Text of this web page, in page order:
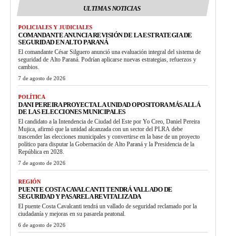
ULTIMAS NOTICIAS
POLICIALES Y JUDICIALES
COMANDANTE ANUNCIA REVISIÓN DE LA ESTRATEGIA DE
SEGURIDAD EN ALTO PARANÁ
El comandante César Silguero anunció una evaluación integral del sistema de
seguridad de Alto Paraná. Podrían aplicarse nuevas estrategias, refuerzos y
cambios.
7 de agosto de 2026
POLÍTICA
DANI PEREIRA PROYECTA LA UNIDAD OPOSITORA MÁS ALLÁ
DE LAS ELECCIONES MUNICIPALES
El candidato a la Intendencia de Ciudad del Este por Yo Creo, Daniel Pereira
Mujica, afirmó que la unidad alcanzada con un sector del PLRA debe
trascender las elecciones municipales y convertirse en la base de un proyecto
político para disputar la Gobernación de Alto Paraná y la Presidencia de la
República en 2028.
7 de agosto de 2026
REGIÓN
PUENTE COSTA CAVALCANTI TENDRÁ VALLADO DE
SEGURIDAD Y PASARELA REVITALIZADA
El puente Costa Cavalcanti tendrá un vallado de seguridad reclamado por la
ciudadanía y mejoras en su pasarela peatonal.
6 de agosto de 2026